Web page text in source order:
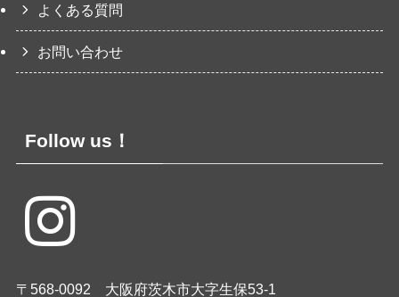
よくある質問
お問い合わせ
Follow us！
〒568-0092 大阪府茨木市大字生保53-1